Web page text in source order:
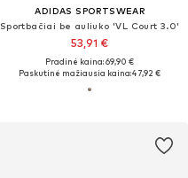
ADIDAS SPORTSWEAR
Sportbačiai be auliuko 'VL Court 3.0'
53,91 €
Pradinė kaina: 69,90 €
Paskutinė mažiausia kaina:47,92 €